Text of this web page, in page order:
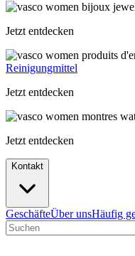
Jetzt entdecken
Reinigungmittel
Jetzt entdecken
Jetzt entdecken
Kontakt
GeschäfteÜber unsHäufig